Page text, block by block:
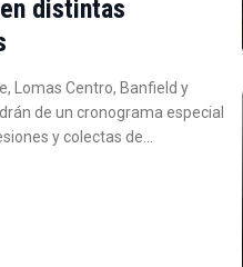
distintas
Lomas Centro, Banfield y
de un cronograma especial
y colectas de…